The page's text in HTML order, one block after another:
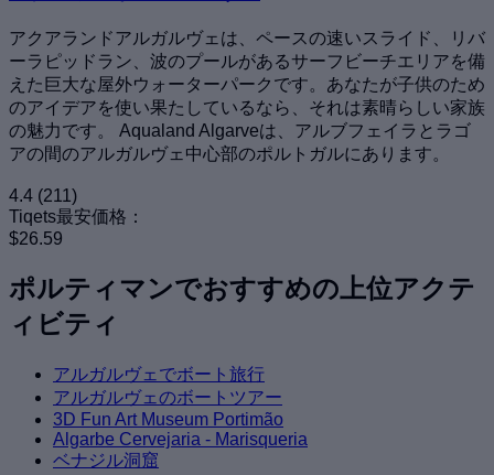
アクアランドアルガルヴェは、ペースの速いスライド、リバ
ーラピッドラン、波のプールがあるサーフビーチエリアを備
えた巨大な屋外ウォーターパークです。あなたが子供のため
のアイデアを使い果たしているなら、それは素晴らしい家族
の魅力です。 Aqualand Algarveは、アルブフェイラとラゴ
アの間のアルガルヴェ中心部のポルトガルにあります。
4.4 (211)
Tiqets最安価格：
$26.59
ポルティマンでおすすめの上位アクテ
ィビティ
アルガルヴェでボート旅行
アルガルヴェのボートツアー
3D Fun Art Museum Portimão
Algarbe Cervejaria - Marisqueria
ベナジル洞窟